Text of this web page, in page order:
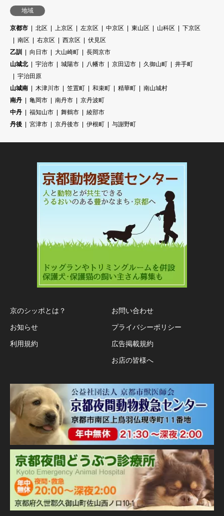
地域
京都市 北区 上京区 左京区 中京区 東山区 山科区
下京区
南区
右京区 西京区
伏見区
乙訓
向日市 大山崎町
長岡京市
山城北
宇治市 城陽市 八幡市 京田辺市 久御山町
井手町
宇治田原
山城南
木津川市 笠置町 和束町 精華町
南山城村
南丹
亀岡市 南丹市
京丹波町
中丹
福知山市 舞鶴市
綾部市
丹後
宮津市 京丹後市 伊根町 与謝野町
京のシッポとは？
お知らせ
利用規約
お問い合わせ
プライバシーポリシー
広告掲載規約
お店の皆様へ